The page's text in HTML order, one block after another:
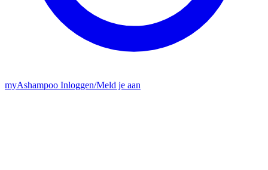
myAshampoo Inloggen/Meld je aan